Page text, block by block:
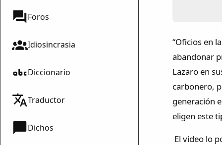
Foros
Idiosincrasia
Diccionario
Traductor
Dichos
“Oficios en
abandonar
Lazaro en
carbonero,
generación
eligen este
El video lo